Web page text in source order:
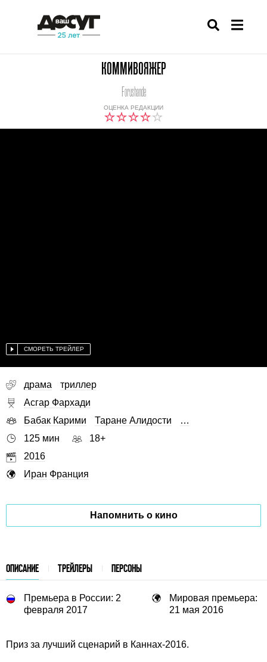
КОММИВОЯЖЕР
ОЦЕНКА РЕДАКЦИИ
Forushande
СМОРЕТЬ ТРЕЙЛЕР
драма
триллер
Асгар Фархади
Бабак Карими
Таране Алидости
…
125 мин
18+
2016
Иран Франция
Напомнить о кино
ОПИСАНИЕ ТРЕЙЛЕРЫ ПЕРСОНЫ
Премьера в России: 2
февраля 2017
Мировая премьера:
21 мая 2016
Приз за лучший сценарий в Каннах-2016.